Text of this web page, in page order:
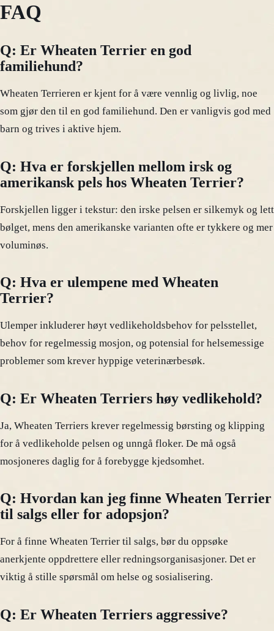
FAQ
Q: Er Wheaten Terrier en god
familiehund?
Wheaten Terrieren er kjent for å være vennlig og livlig, noe
som gjør den til en god familiehund. Den er vanligvis god med
barn og trives i aktive hjem.
Q: Hva er forskjellen mellom irsk og
amerikansk pels hos Wheaten Terrier?
Forskjellen ligger i tekstur: den irske pelsen er silkemyk og lett
bølget, mens den amerikanske varianten ofte er tykkere og mer
voluminøs.
Q: Hva er ulempene med Wheaten
Terrier?
Ulemper inkluderer høyt vedlikeholdsbehov for pelsstellet,
behov for regelmessig mosjon, og potensial for helsemessige
problemer som krever hyppige veterinærbesøk.
Q: Er Wheaten Terriers høy vedlikehold?
Ja, Wheaten Terriers krever regelmessig børsting og klipping
for å vedlikeholde pelsen og unngå floker. De må også
mosjoneres daglig for å forebygge kjedsomhet.
Q: Hvordan kan jeg finne Wheaten Terrier
til salgs eller for adopsjon?
For å finne Wheaten Terrier til salgs, bør du oppsøke
anerkjente oppdrettere eller redningsorganisasjoner. Det er
viktig å stille spørsmål om helse og sosialisering.
Q: Er Wheaten Terriers aggressive?